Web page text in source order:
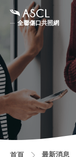
全馨傷口共照網
首頁 最新消息